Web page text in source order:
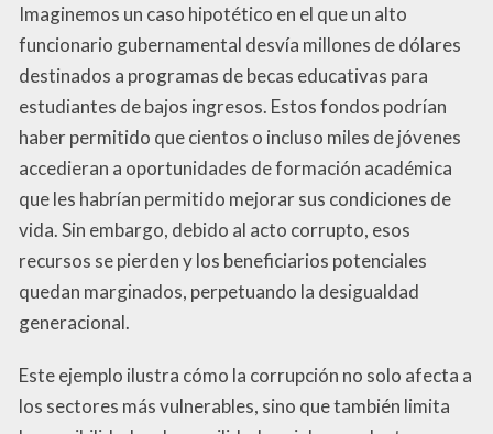
Imaginemos un caso hipotético en el que un alto
funcionario gubernamental desvía millones de dólares
destinados a programas de becas educativas para
estudiantes de bajos ingresos. Estos fondos podrían
haber permitido que cientos o incluso miles de jóvenes
accedieran a oportunidades de formación académica
que les habrían permitido mejorar sus condiciones de
vida. Sin embargo, debido al acto corrupto, esos
recursos se pierden y los beneficiarios potenciales
quedan marginados, perpetuando la desigualdad
generacional.
Este ejemplo ilustra cómo la corrupción no solo afecta a
los sectores más vulnerables, sino que también limita